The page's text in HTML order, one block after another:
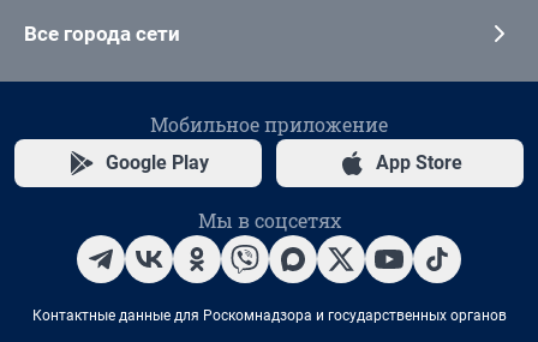
Все города сети
Мобильное приложение
Google Play App Store
Мы в соцсетях
Контактные данные для Роскомнадзора и государственных органов